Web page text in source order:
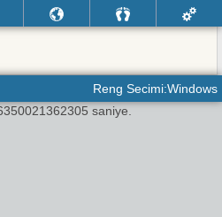
Reng Secimi:Windows
saniye.